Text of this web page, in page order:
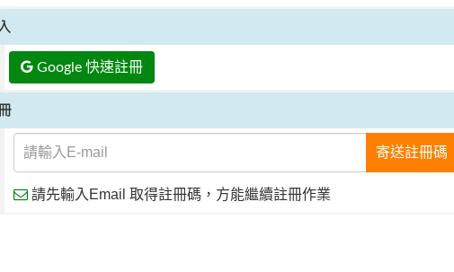
Google 快速註冊
寄送註冊碼
請先輸入Email 取得註冊碼，方能繼續註冊作業